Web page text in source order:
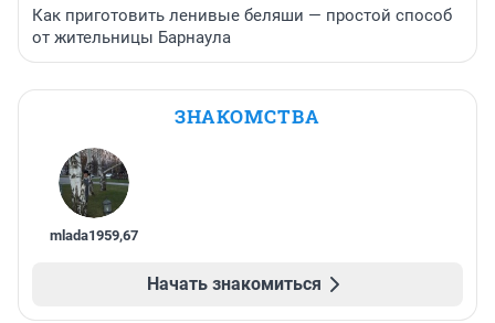
Как приготовить ленивые беляши — простой способ
от жительницы Барнаула
ЗНАКОМСТВА
mlada1959,67
Начать знакомиться